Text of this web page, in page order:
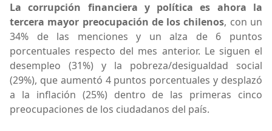
La corrupción financiera y política es ahora la
tercera mayor preocupación de los chilenos, con un
34% de las menciones y un alza de 6 puntos
porcentuales respecto del mes anterior. Le siguen el
desempleo (31%) y la pobreza/desigualdad social
(29%), que aumentó 4 puntos porcentuales y desplazó
a la inflación (25%) dentro de las primeras cinco
preocupaciones de los ciudadanos del país.